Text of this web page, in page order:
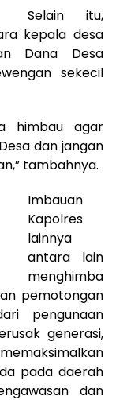
Selain itu,
kepala desa
Dana Desa
sekecil
himbau agar
dan jangan
tambahnya.
Imbauan
Kapolres
lainnya
antara lain
menghimba
pemotongan
pengunaan
generasi,
pada daerah
dan